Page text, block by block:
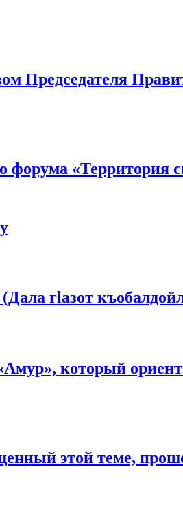
Председателя
форума «Территория
гlазот
который
этой теме,